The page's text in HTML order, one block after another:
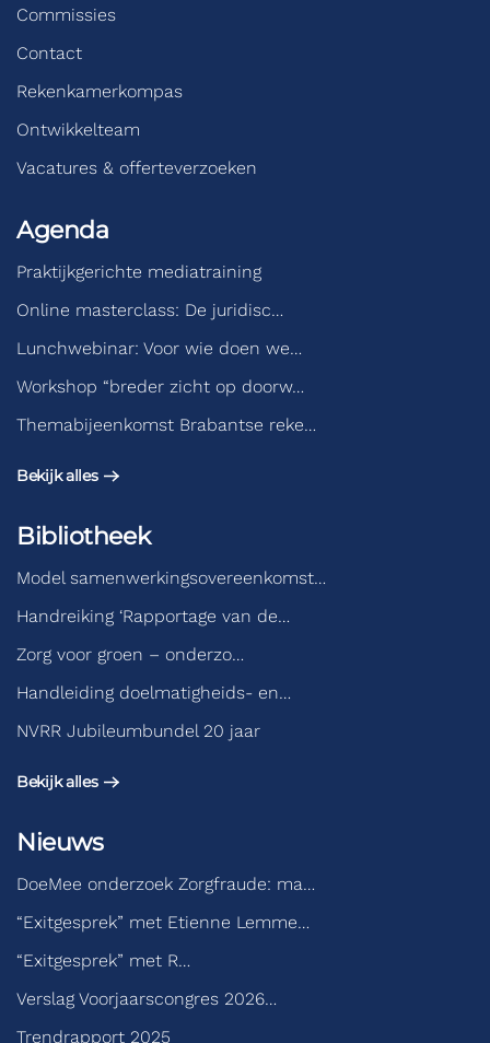
Commissies
Contact
Rekenkamerkompas
Ontwikkelteam
Vacatures & offerteverzoeken
Agenda
Praktijkgerichte mediatraining
Online masterclass: De juridisc…
Lunchwebinar: Voor wie doen we…
Workshop “breder zicht op doorw…
Themabijeenkomst Brabantse reke…
Bekijk alles
Bibliotheek
Model samenwerkingsovereenkomst…
Handreiking ‘Rapportage van de…
Zorg voor groen – onderzo…
Handleiding doelmatigheids- en…
NVRR Jubileumbundel 20 jaar
Bekijk alles
Nieuws
DoeMee onderzoek Zorgfraude: ma…
“Exitgesprek” met Etienne Lemme…
“Exitgesprek” met R…
Verslag Voorjaarscongres 2026…
Trendrapport 2025